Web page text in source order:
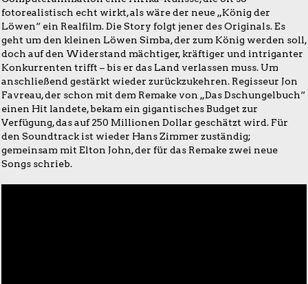
fotorealistisch echt wirkt, als wäre der neue „König der
Löwen“ ein Realfilm. Die Story folgt jener des Originals. Es
geht um den kleinen Löwen Simba, der zum König werden soll,
doch auf den Widerstand mächtiger, kräftiger und intriganter
Konkurrenten trifft – bis er das Land verlassen muss. Um
anschließend gestärkt wieder zurückzukehren. Regisseur Jon
Favreau, der schon mit dem Remake von „Das Dschungelbuch“
einen Hit landete, bekam ein gigantisches Budget zur
Verfügung, das auf 250 Millionen Dollar geschätzt wird. Für
den Soundtrack ist wieder Hans Zimmer zuständig;
gemeinsam mit Elton John, der für das Remake zwei neue
Songs schrieb.